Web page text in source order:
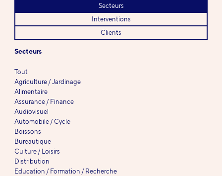
Secteurs
Interventions
Clients
Secteurs
Tout
Agriculture / Jardinage
Alimentaire
Assurance / Finance
Audiovisuel
Automobile / Cycle
Boissons
Bureautique
Culture / Loisirs
Distribution
Education / Formation / Recherche